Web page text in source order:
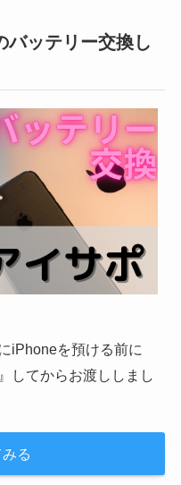
バッテリー交換し
iPhoneを預ける前に
してからお渡ししまし
る